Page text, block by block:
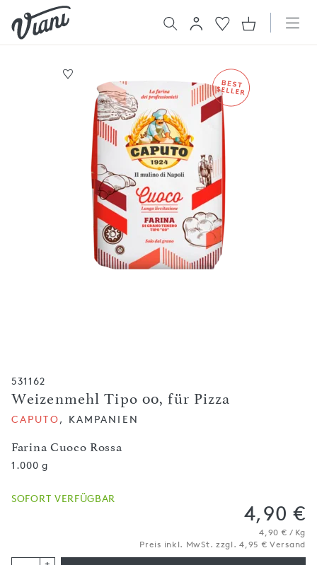
531162
Weizenmehl Tipo 00, für Pizza
Farina Cuoco Rossa
CAPUTO, KAMPANIEN
1.000 g
SOFORT VERFÜGBAR
4,90 €
4,90 € / Kg
Preis inkl. MwSt. zzgl. 4,95 € Versand